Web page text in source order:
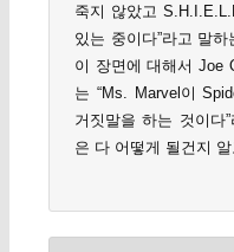
죽지 않았고
있는 중이다”라고 말
이 장면에 대해서 Joe
는 “Ms. Marvel이
거짓말을 하는 것이다
은 다 어떻게 될건지 알